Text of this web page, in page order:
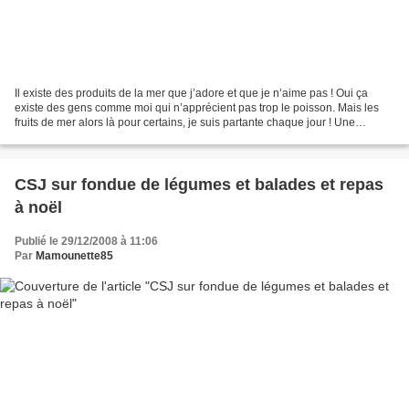
Il existe des produits de la mer que j’adore et que je n’aime pas ! Oui ça
existe des gens comme moi qui n’apprécient pas trop le poisson. Mais les
fruits de mer alors là pour certains, je suis partante chaque jour ! Une
CSJ sur fondue de légumes et balades et repas
à noël
Publié le 29/12/2008 à 11:06
Par Mamounette85